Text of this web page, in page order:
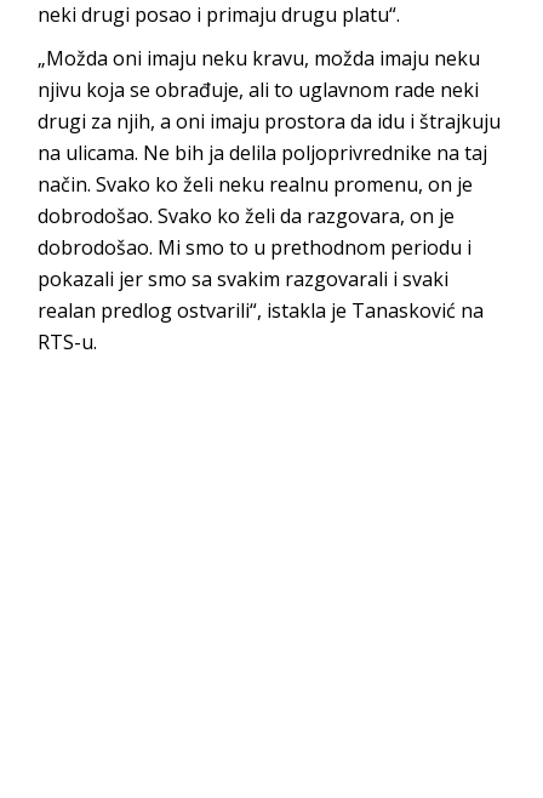
neki drugi posao i primaju drugu platu“.
„Možda oni imaju neku kravu, možda imaju neku
njivu koja se obrađuje, ali to uglavnom rade neki
drugi za njih, a oni imaju prostora da idu i štrajkuju
na ulicama. Ne bih ja delila poljoprivrednike na taj
način. Svako ko želi neku realnu promenu, on je
dobrodošao. Svako ko želi da razgovara, on je
dobrodošao. Mi smo to u prethodnom periodu i
pokazali jer smo sa svakim razgovarali i svaki
realan predlog ostvarili“, istakla je Tanasković na
RTS-u.